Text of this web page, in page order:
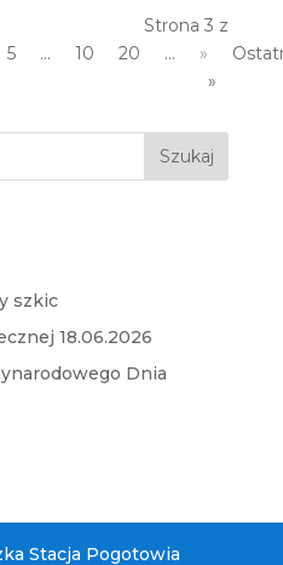
Strona 3 z
5 ... 10 20 ... »
»
szkic
18.06.2026
Dnia
Stacja Pogotowia